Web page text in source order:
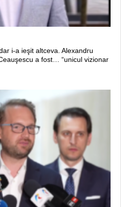
i-a ieşit altceva. Alexandru
a fost… “unicul vizionar